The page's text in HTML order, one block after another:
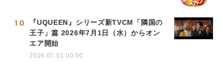
10
『UQUEEN』シリーズ新TVCM「隣国の
王子」篇 2026年7月1日（水）からオン
エア開始
2026.07.01 00:00